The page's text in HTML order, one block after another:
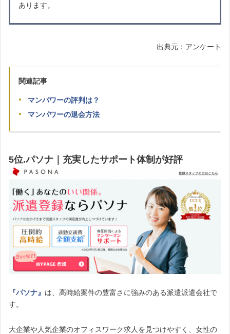
あります。
出典元：アンケート
関連記事
マンパワーの評判は？
マンパワーの退会方法
5位.パソナ｜充実したサポート体制が好評
『パソナ』 は、高時給案件の豊富さに強みのある派遣派遣会社で
す。
大企業や人気企業のオフィスワーク求人を見つけやすく、 女性の